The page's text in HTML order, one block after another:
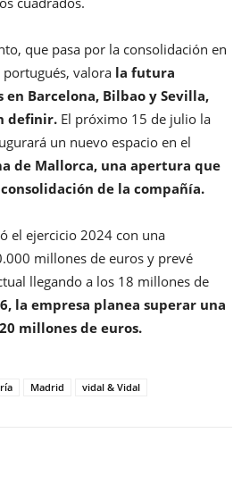
que pasa por la consolidación en
valora la futura
Barcelona, Bilbao y Sevilla,
definir. El próximo 15 de julio la
un nuevo espacio en el
de Mallorca, una apertura que
de la compañía.
el ejercicio 2024 con una
millones de euros y prevé
llegando a los 18 millones de
la empresa planea superar una
millones de euros.
Madrid vidal & Vidal